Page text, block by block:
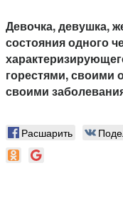
Девочка, девушка,
состояния одного
горестями, своими
своими
Расшарить